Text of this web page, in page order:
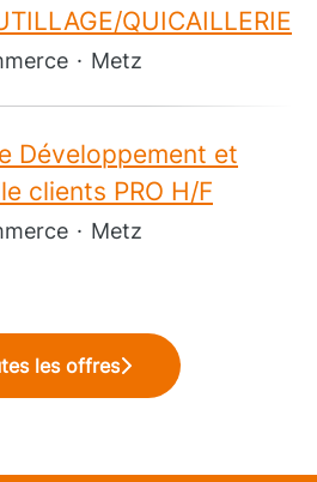
QUICAILLERIE
· Metz
Développement et
clients PRO H/F
· Metz
les offres